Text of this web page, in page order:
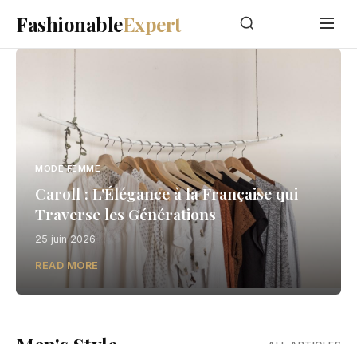
FashionableExpert
MODE FEMME
Caroll : L'Élégance à la Française qui
Traverse les Générations
25 juin 2026
READ MORE